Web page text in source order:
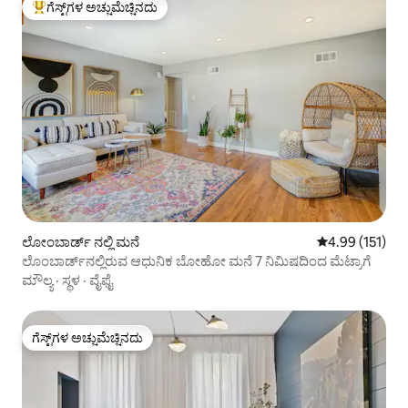
ಗೆಸ್ಟ್‌ಗಳಿಗೆ ಅತಿ ಹೆಚ್ಚು ಅಚ್ಚುಮೆಚ್ಚಿನದು
ಗೆಸ್ಟ್‌ಗಳ ಅಚ್ಚುಮೆಚ್ಚಿನದು
ಲೋಂಬಾರ್ಡ್ ನಲ್ಲಿ ಮನೆ 5 ರಲ್ಲಿ 4.99
4.99 (151)
ಲೊಂಬಾರ್ಡ್‌ನಲ್ಲಿರುವ ಆಧುನಿಕ ಬೋಹೋ ಮನೆ 7 ನಿಮಿಷದಿಂದ ಮೆಟ್ರಾಗೆ
ಮೌಲ್ಯ· ಸ್ಥಳ · ವೈಫೈ
ಗೆಸ್ಟ್‌ಗಳ ಅಚ್ಚುಮೆಚ್ಚಿನದು
ಗೆಸ್ಟ್‌ಗಳ ಅಚ್ಚುಮೆಚ್ಚಿನದು